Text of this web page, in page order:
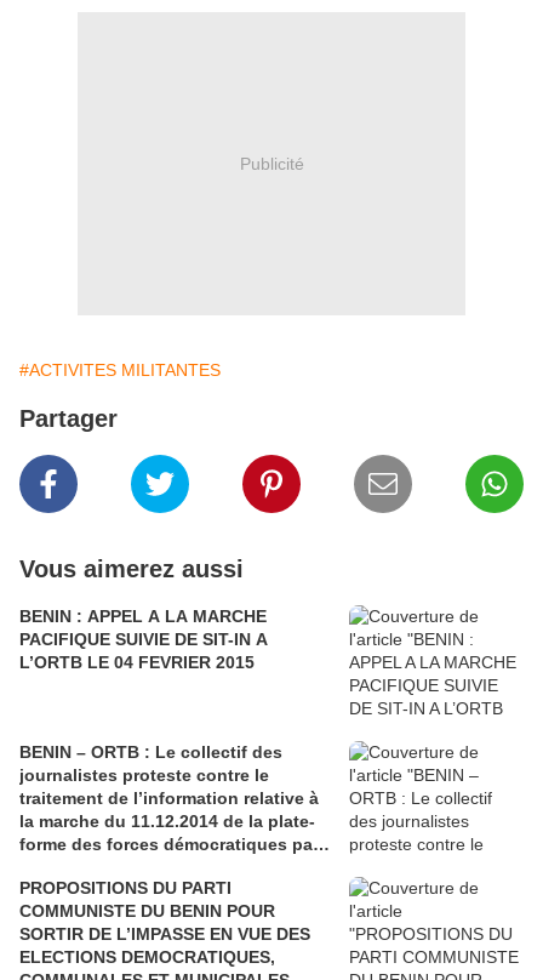
Publicité
#ACTIVITES MILITANTES
Partager
Vous aimerez aussi
BENIN : APPEL A LA MARCHE
PACIFIQUE SUIVIE DE SIT-IN A
L’ORTB LE 04 FEVRIER 2015
BENIN – ORTB : Le collectif des
journalistes proteste contre le
traitement de l’information relative à
la marche du 11.12.2014 de la plate-
forme des forces démocratiques par
PROPOSITIONS DU PARTI
COMMUNISTE DU BENIN POUR
SORTIR DE L’IMPASSE EN VUE DES
ELECTIONS DEMOCRATIQUES,